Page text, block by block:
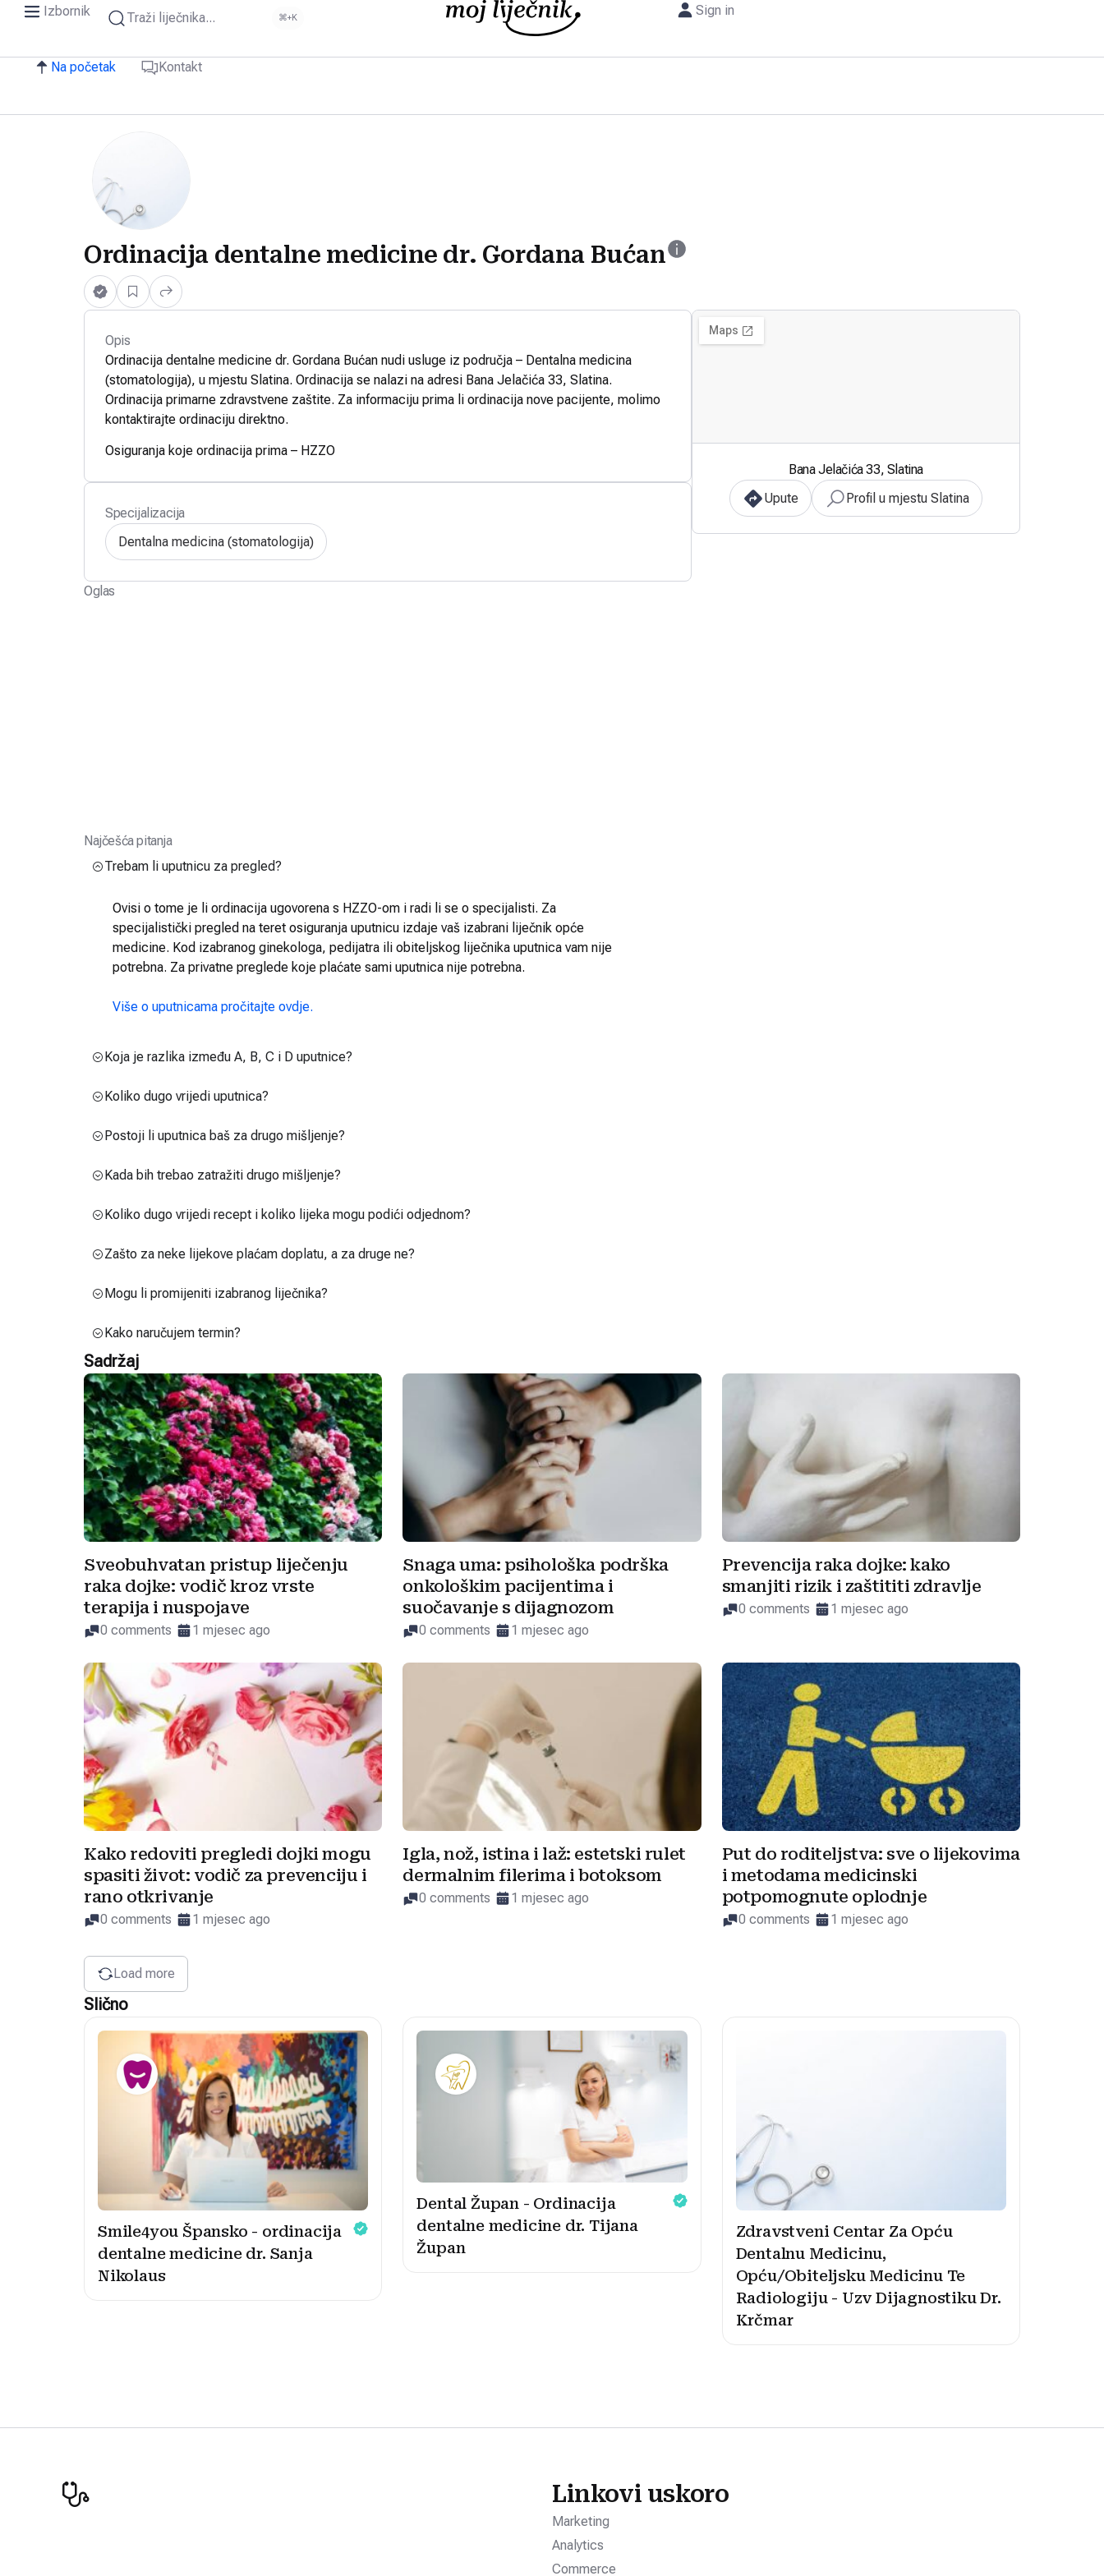
Izbornik Traži liječnika... ⌘+K Sign in
Na početak Kontakt
Ordinacija dentalne medicine dr. Gordana Bućan
Opis
Ordinacija dentalne medicine dr. Gordana Bućan nudi usluge iz područja – Dentalna medicina
(stomatologija), u mjestu Slatina. Ordinacija se nalazi na adresi Bana Jelačića 33, Slatina.
Ordinacija primarne zdravstvene zaštite. Za informaciju prima li ordinacija nove pacijente, molimo
kontaktirajte ordinaciju direktno.
Osiguranja koje ordinacija prima – HZZO
Specijalizacija
Dentalna medicina (stomatologija)
Oglas
Bana Jelačića 33, Slatina
Upute
Profil u mjestu Slatina
Najčešća pitanja
Trebam li uputnicu za pregled?
Ovisi o tome je li ordinacija ugovorena s HZZO-om i radi li se o specijalisti. Za
specijalistički pregled na teret osiguranja uputnicu izdaje vaš izabrani liječnik opće
medicine. Kod izabranog ginekologa, pedijatra ili obiteljskog liječnika uputnica vam nije
potrebna. Za privatne preglede koje plaćate sami uputnica nije potrebna.
Više o uputnicama pročitajte ovdje.
Koja je razlika između A, B, C i D uputnice?
Koliko dugo vrijedi uputnica?
Postoji li uputnica baš za drugo mišljenje?
Kada bih trebao zatražiti drugo mišljenje?
Koliko dugo vrijedi recept i koliko lijeka mogu podići odjednom?
Zašto za neke lijekove plaćam doplatu, a za druge ne?
Mogu li promijeniti izabranog liječnika?
Kako naručujem termin?
Sadržaj
Sveobuhvatan pristup liječenju
raka dojke: vodič kroz vrste
terapija i nuspojave
0 comments 1 mjesec ago
Snaga uma: psihološka podrška
onkološkim pacijentima i
suočavanje s dijagnozom
0 comments 1 mjesec ago
Prevencija raka dojke: kako
smanjiti rizik i zaštititi zdravlje
0 comments 1 mjesec ago
Kako redoviti pregledi dojki mogu
spasiti život: vodič za prevenciju i
rano otkrivanje
0 comments 1 mjesec ago
Igla, nož, istina i laž: estetski rulet
dermalnim filerima i botoksom
0 comments 1 mjesec ago
Put do roditeljstva: sve o lijekovima
i metodama medicinski
potpomognute oplodnje
0 comments 1 mjesec ago
Load more
Slično
Smile4you Špansko - ordinacija
dentalne medicine dr. Sanja
Nikolaus
Dental Župan - Ordinacija
dentalne medicine dr. Tijana
Župan
Zdravstveni Centar Za Opću
Dentalnu Medicinu,
Opću/Obiteljsku Medicinu Te
Radiologiju - Uzv Dijagnostiku Dr.
Krčmar
Linkovi uskoro
Marketing
Analytics
Commerce